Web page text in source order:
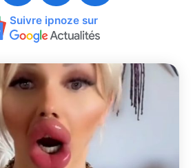
Suivre ipnoze sur